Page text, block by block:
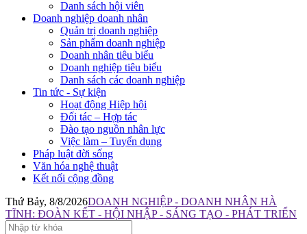
Danh sách hội viên
Doanh nghiệp doanh nhân
Quản trị doanh nghiệp
Sản phẩm doanh nghiệp
Doanh nhân tiêu biểu
Doanh nghiệp tiêu biểu
Danh sách các doanh nghiệp
Tin tức - Sự kiện
Hoạt động Hiệp hội
Đối tác – Hợp tác
Đào tạo nguồn nhân lực
Việc làm – Tuyển dụng
Pháp luật đời sống
Văn hóa nghệ thuật
Kết nối cộng đồng
Thứ Bảy, 8/8/2026DOANH NGHIỆP - DOANH NHÂN HÀ
TĨNH: ĐOÀN KẾT - HỘI NHẬP - SÁNG TẠO - PHÁT TRIỂN